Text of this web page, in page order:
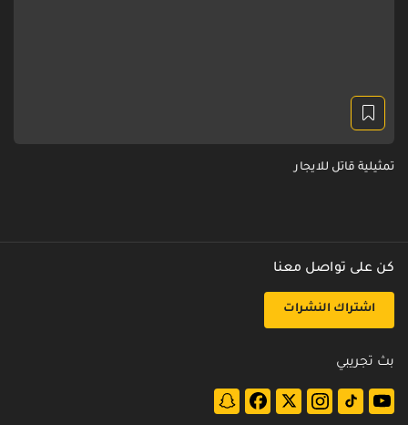
تمثيلية قاتل للايجار
كن على تواصل معنا
اشتراك النشرات
بث تجريبي